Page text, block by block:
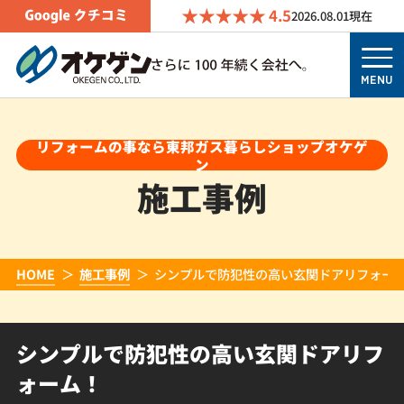
4.52026.08.01現在
MENU
リフォームの事なら東邦ガス暮らしショップオケゲ
ン
施工事例
HOME 施工事例 シンプルで防犯性の高い玄関ドアリフォー
シンプルで防犯性の高い玄関ドアリフ
ォーム！